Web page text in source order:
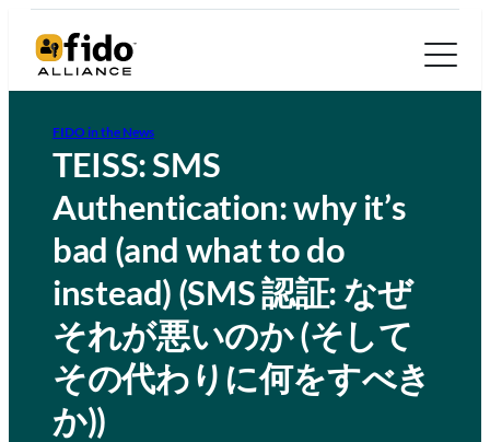
FIDO in the News
TEISS: SMS
Authentication: why it’s
bad (and what to do
instead) (SMS 認証: なぜ
それが悪いのか (そして
その代わりに何をすべき
か))